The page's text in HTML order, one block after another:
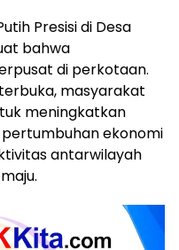
Presisi di Desa
bahwa
di perkotaan.
masyarakat
meningkatkan
ekonomi
antarwilayah